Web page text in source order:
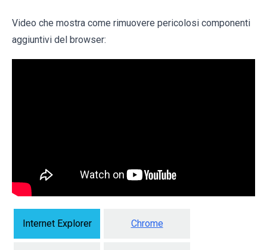
Video che mostra come rimuovere pericolosi componenti
aggiuntivi del browser:
Internet Explorer Chrome